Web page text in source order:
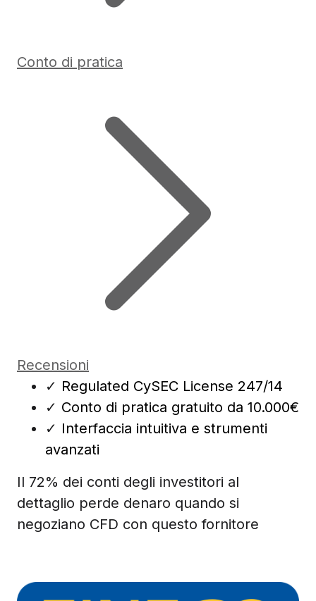
Conto di pratica
Recensioni
✓ Regulated CySEC License 247/14
✓ Conto di pratica gratuito da 10.000€
✓ Interfaccia intuitiva e strumenti
avanzati
Il 72% dei conti degli investitori al
dettaglio perde denaro quando si
negoziano CFD con questo fornitore